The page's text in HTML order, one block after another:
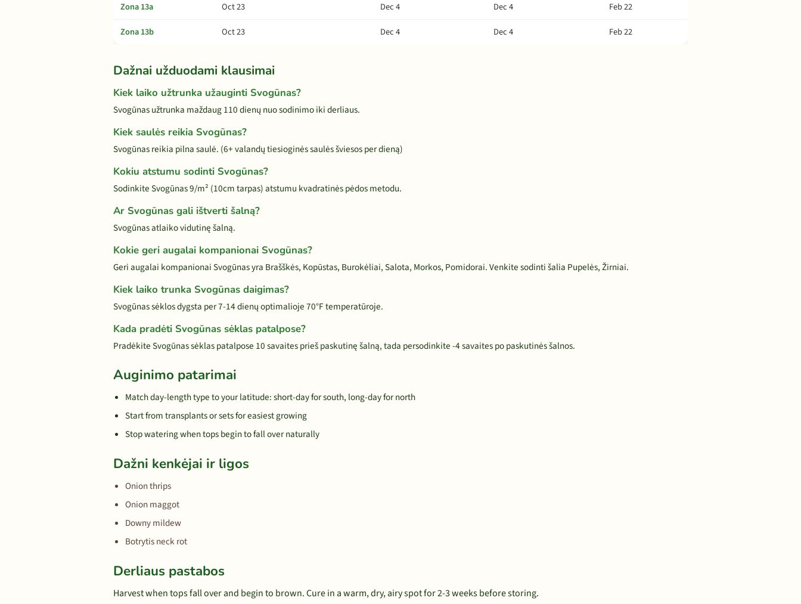
Zona 13a
Oct 23 Dec 4 Dec 4
Feb 22
Zona 13b
Oct 23 Dec 4 Dec 4 Feb 22
Dažnai užduodami klausimai
Kiek laiko užtrunka užauginti Svogūnas?
Svogūnas užtrunka maždaug 110 dienų nuo sodinimo iki derliaus.
Kiek saulės reikia Svogūnas?
Svogūnas reikia pilna saulė. (6+ valandų tiesioginės saulės šviesos per dieną)
Kokiu atstumu sodinti Svogūnas?
Sodinkite Svogūnas 9/m² (10cm tarpas) atstumu kvadratinės pėdos metodu.
Ar Svogūnas gali ištverti šalną?
Svogūnas atlaiko vidutinę šalną.
Kokie geri augalai kompanionai Svogūnas?
Geri augalai kompanionai Svogūnas yra Brašškės, Kopūstas, Burokėliai, Salota, Morkos, Pomidorai. Venkite sodinti šalia Pupelės, Žirniai.
Kiek laiko trunka Svogūnas daigimas?
Svogūnas sėklos dygsta per 7-14 dienų optimalioje 70°F temperatūroje.
Kada pradėti Svogūnas sėklas patalpose?
Pradėkite Svogūnas sėklas patalpose 10 savaites prieš paskutinę šalną, tada persodinkite -4 savaites po paskutinės šalnos.
Auginimo patarimai
Match day-length type to your latitude: short-day for south, long-day for north
Start from transplants or sets for easiest growing
Stop watering when tops begin to fall over naturally
Dažni kenkėjai ir ligos
Onion thrips
Onion maggot
Downy mildew
Botrytis neck rot
Derliaus pastabos
Harvest when tops fall over and begin to brown. Cure in a warm, dry, airy spot for 2-3 weeks before storing.